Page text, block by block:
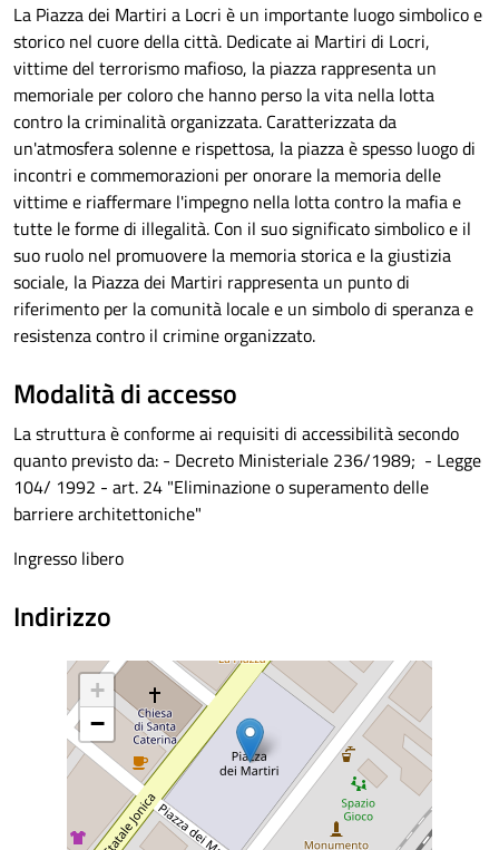
La Piazza dei Martiri a Locri è un importante luogo simbolico e
storico nel cuore della città. Dedicate ai Martiri di Locri,
vittime del terrorismo mafioso, la piazza rappresenta un
memoriale per coloro che hanno perso la vita nella lotta
contro la criminalità organizzata. Caratterizzata da
un'atmosfera solenne e rispettosa, la piazza è spesso luogo di
incontri e commemorazioni per onorare la memoria delle
vittime e riaffermare l'impegno nella lotta contro la mafia e
tutte le forme di illegalità. Con il suo significato simbolico e il
suo ruolo nel promuovere la memoria storica e la giustizia
sociale, la Piazza dei Martiri rappresenta un punto di
riferimento per la comunità locale e un simbolo di speranza e
resistenza contro il crimine organizzato.
Modalità di accesso
La struttura è conforme ai requisiti di accessibilità secondo
quanto previsto da: - Decreto Ministeriale 236/1989; - Legge
104/ 1992 - art. 24 "Eliminazione o superamento delle
barriere architettoniche"
Ingresso libero
Indirizzo
+
−